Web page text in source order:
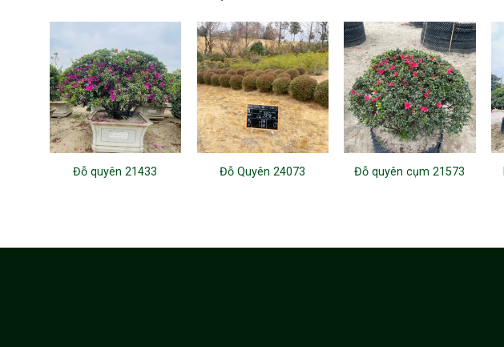
Đỗ quyên 21433 Đỗ Quyên 24073 Đỗ quyên cụm 21573